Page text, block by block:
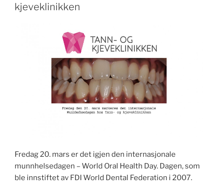
kjeveklinikken
Fredag 20. mars er det igjen den internasjonale
munnhelsedagen – World Oral Health Day. Dagen, som
ble innstiftet av FDI World Dental Federation i 2007.